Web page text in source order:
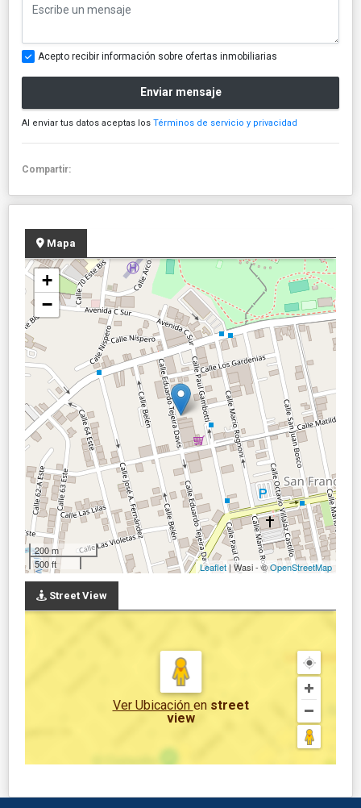
Acepto recibir información sobre ofertas inmobiliarias
Enviar mensaje
Al enviar tus datos aceptas los Términos de servicio y privacidad
Compartir:
Mapa
+
−
200 m
500 ft
Leaflet | Wasi - ©OpenStreetMap
Street View
Ver Ubicación en street
view